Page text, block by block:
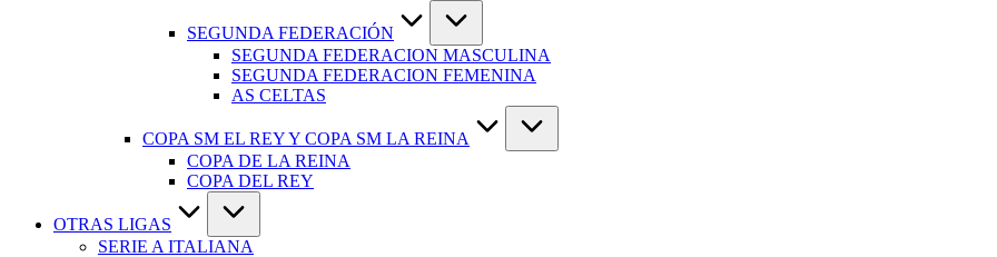
SEGUNDA FEDERACIÓN
SEGUNDA FEDERACION MASCULINA
SEGUNDA FEDERACION FEMENINA
AS CELTAS
COPA SM EL REY Y COPA SM LA REINA
COPA DE LA REINA
COPA DEL REY
OTRAS LIGAS
SERIE A ITALIANA